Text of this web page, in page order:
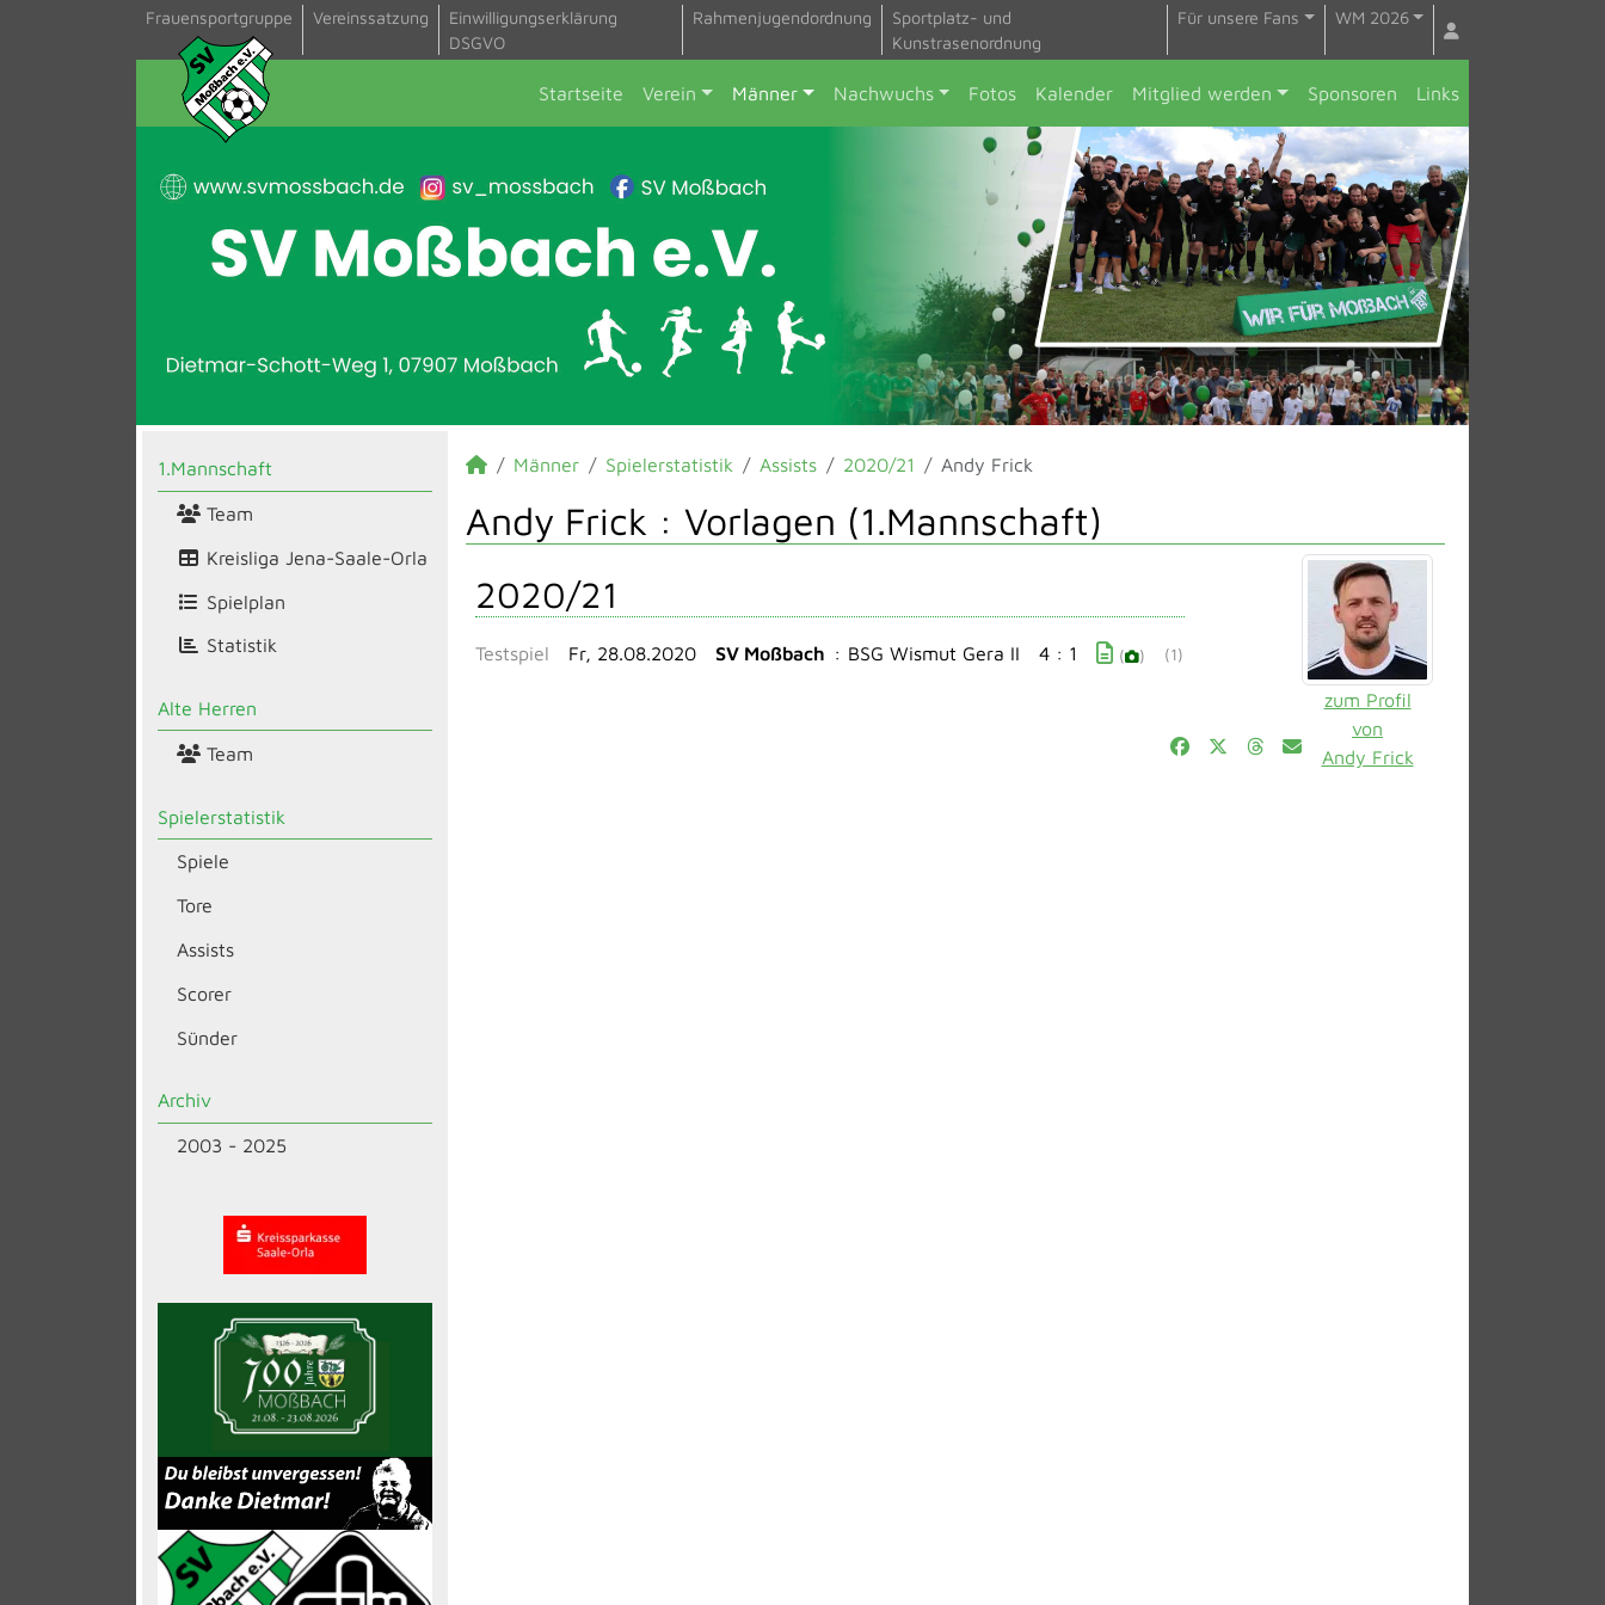
Frauensportgruppe Vereinssatzung
Einwilligungserklärung
DSGVO
Rahmenjugendordnung
Sportplatz- und
Kunstrasenordnung
Für unsere Fans WM 2026
Startseite Verein Männer Nachwuchs Fotos Kalender Mitglied werden Sponsoren Links
1.Mannschaft
Team
Kreisliga Jena-Saale-Orla
Spielplan
Statistik
Alte Herren
Team
Spielerstatistik
Spiele
Tore
Assists
Scorer
Sünder
Archiv
2003 - 2025
Männer Spielerstatistik Assists 2020/21 Andy Frick
Andy Frick : Vorlagen (1.Mannschaft)
zum Profil
von
Andy Frick
2020/21
Testspiel Fr, 28.08.2020 SV Moßbach : BSG Wismut Gera II 4 : 1 ( ) (1)